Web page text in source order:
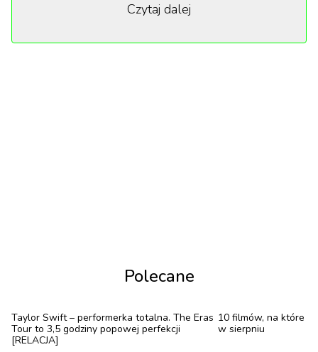
Teraz sensacją stał się czarny piesek, który mieszka
w kamienicy na ul. Piotrkowskiej w Łodzi. Sprytny
Czytaj dalej
Polecane
Taylor Swift – performerka totalna. The Eras
Tour to 3,5 godziny popowej perfekcji
[RELACJA]
10 filmów, na które
w sierpniu